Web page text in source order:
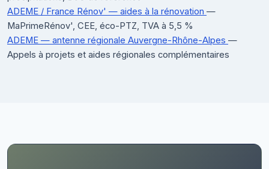
ADEME / France Rénov' — aides à la rénovation —
MaPrimeRénov', CEE, éco-PTZ, TVA à 5,5 %
ADEME — antenne régionale Auvergne-Rhône-Alpes —
Appels à projets et aides régionales complémentaires